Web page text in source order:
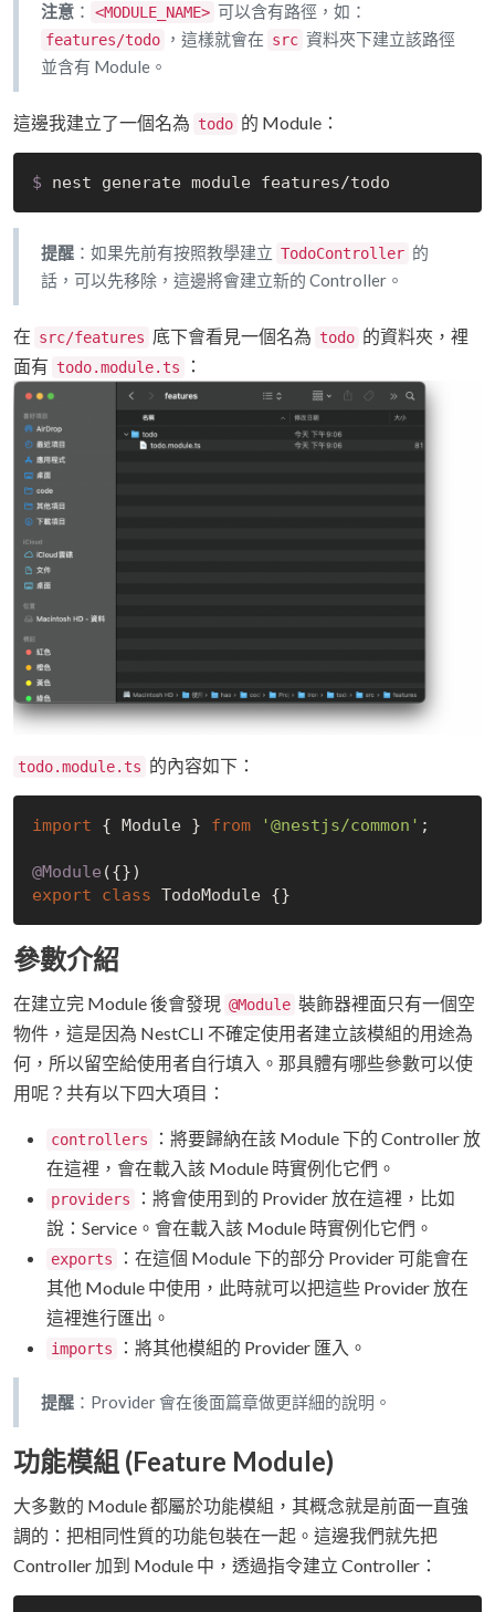
注意 ： <MODULE_NAME> 可以含有路徑，如：
features/todo ，這樣就會在 src 資料夾下建立該路徑
並含有 Module。
這邊我建立了一個名為 todo 的 Module：
$ nest generate module features/todo
提醒 ：如果先前有按照教學建立 TodoController 的
話，可以先移除，這邊將會建立新的 Controller。
在 src/features 底下會看見一個名為 todo 的資料夾，裡
面有 todo.module.ts ：
todo.module.ts 的內容如下：
import { Module } from '@nestjs/common' ;
@Module
export
class
參數介紹
在建立完 Module 後會發現 @Module 裝飾器裡面只有一個空
物件，這是因為 NestCLI 不確定使用者建立該模組的用途為
何，所以留空給使用者自行填入。那具體有哪些參數可以使
用呢？共有以下四大項目：
controllers
：將要歸納在該 Module 下的 Controller 放
在這裡，會在載入該 Module 時實例化它們。
providers
：將會使用到的 Provider 放在這裡，比如
說：Service。會在載入該 Module 時實例化它們。
exports
：在這個 Module 下的部分 Provider 可能會在
其他 Module 中使用，此時就可以把這些 Provider 放在
這裡進行匯出。
imports ：將其他模組的 Provider 匯入。
提醒 ：Provider 會在後面篇章做更詳細的說明。
功能模組 (Feature Module)
大多數的 Module 都屬於功能模組，其概念就是前面一直強
調的：把相同性質的功能包裝在一起。這邊我們就先把
Controller 加到 Module 中，透過指令建立 Controller：